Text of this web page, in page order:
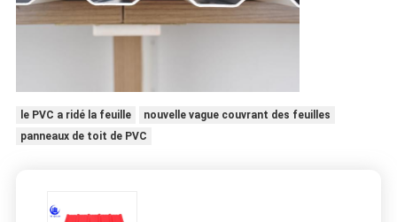
le PVC a ridé la feuille
nouvelle vague couvrant des feuilles
panneaux de toit de PVC